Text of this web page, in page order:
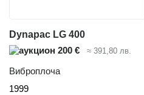
Dynapac LG 400
200 €
≈ 391,80 лв.
Виброплоча
1999